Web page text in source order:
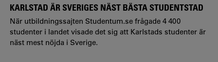
KARLSTAD ÄR SVERIGES NÄST BÄSTA STUDENTSTAD
När utbildningssajten Studentum.se frågade 4 400
studenter i landet visade det sig att Karlstads studenter är
näst mest nöjda i Sverige.